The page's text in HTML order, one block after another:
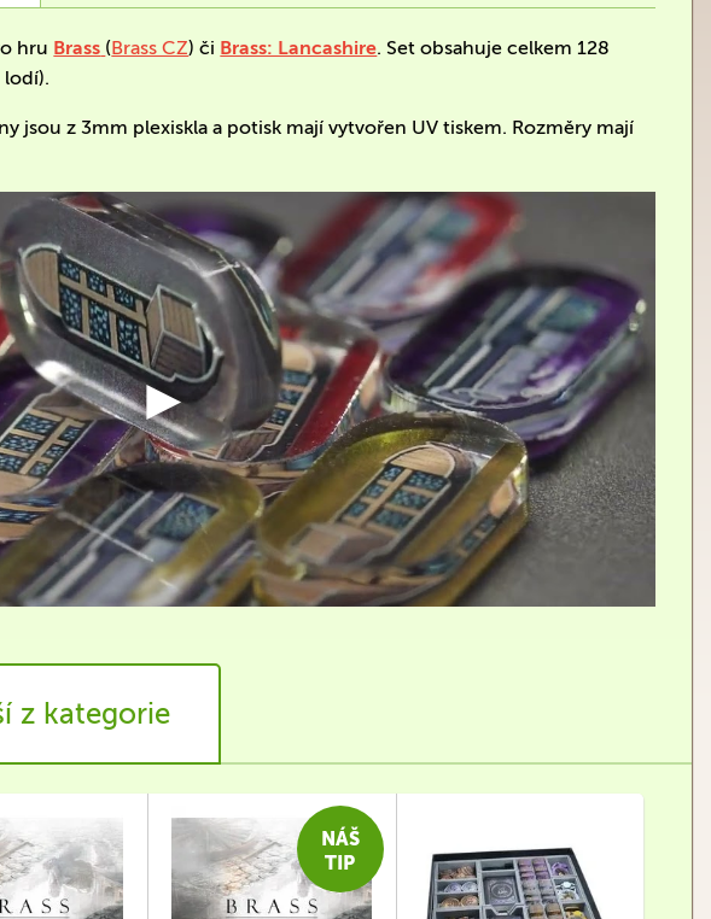
hru Brass (Brass CZ) či Brass: Lancashire. Set obsahuje celkem 128
jsou z 3mm plexiskla a potisk mají vytvořen UV tiskem. Rozměry mají
z kategorie
NÁŠ
TIP